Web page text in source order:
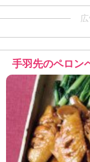
手羽先のペロン